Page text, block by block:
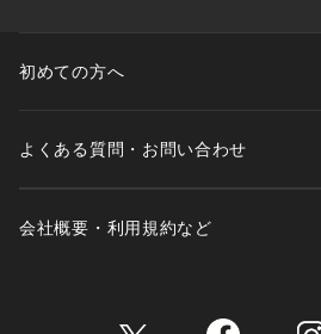
初めての方へ
よくある質問・お問い合わせ
会社概要・利用規約など